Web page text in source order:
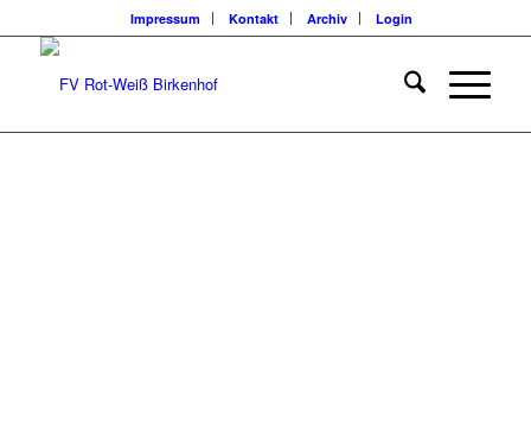
Impressum Kontakt Archiv Login